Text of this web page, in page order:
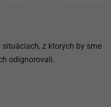
z ktorých by sme
odignorovali.